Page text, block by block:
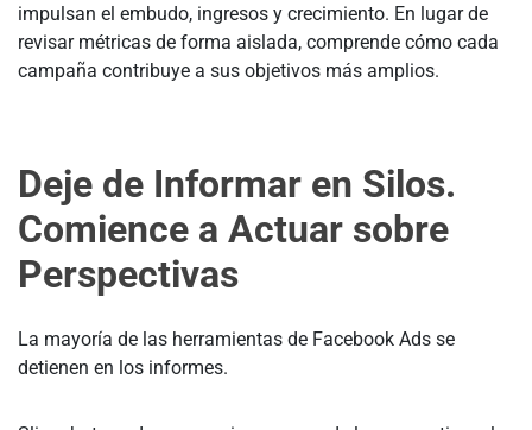
impulsan el embudo, ingresos y crecimiento. En lugar de
revisar métricas de forma aislada, comprende cómo cada
campaña contribuye a sus objetivos más amplios.
Deje de Informar en Silos.
Comience a Actuar sobre
Perspectivas
La mayoría de las herramientas de Facebook Ads se
detienen en los informes.